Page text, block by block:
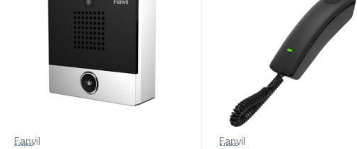
Fanvil
¥31,900 Fanvil
¥13,000